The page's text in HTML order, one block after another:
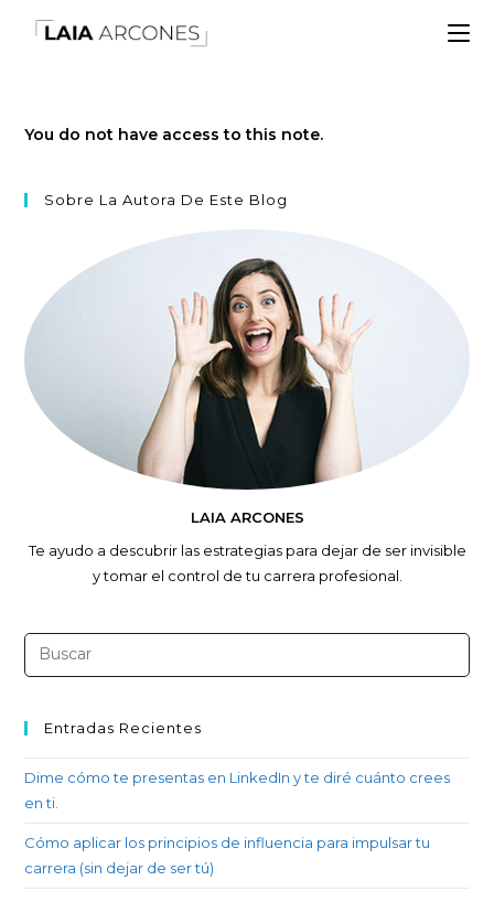
You do not have access to this note.
Sobre La Autora De Este Blog
LAIA ARCONES
Te ayudo a descubrir las estrategias para dejar de ser invisible
y tomar el control de tu carrera profesional.
Entradas Recientes
Dime cómo te presentas en LinkedIn y te diré cuánto crees
en ti.
Cómo aplicar los principios de influencia para impulsar tu
carrera (sin dejar de ser tú)